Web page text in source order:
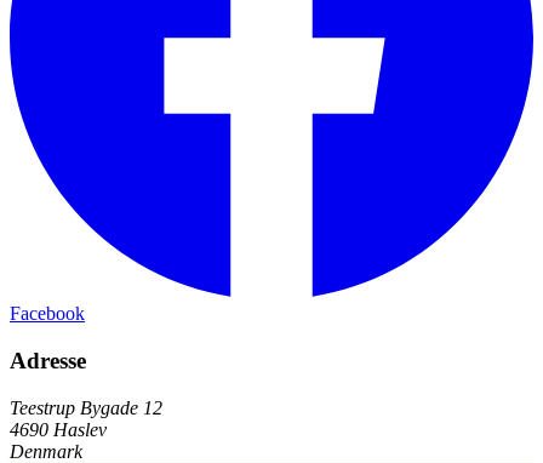
Facebook
Adresse
Teestrup Bygade 12
4690 Haslev
Denmark